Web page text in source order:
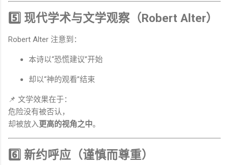
5️⃣ 现代学术与文学观察（Robert Alter）
Robert Alter 注意到：
本诗以“恐慌建议”开始
却以“神的观看”结束
📌 文学效果在于：
危险没有被否认，
却被放入更高的视角之中。
6️⃣ 新约呼应（谨慎而尊重）